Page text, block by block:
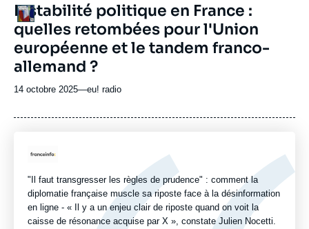
ou
émission
Logo
URL
de
Spotify
Instabilité politique en France :
quelles retombées pour l'Union
européenne et le tandem franco-
allemand ?
14 octobre 2025—Nom
journal,
eu! radio
Logo
"Il faut transgresser les règles de prudence" : comment la
diplomatie française muscle sa riposte face à la désinformation
en ligne - « Il y a un enjeu clair de riposte quand on voit la
caisse de résonance acquise par X », constate Julien Nocetti.